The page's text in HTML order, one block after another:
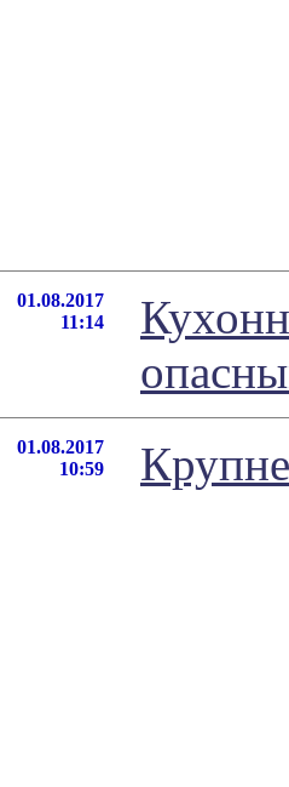
01.08.2017
11:14
01.08.2017
10:59